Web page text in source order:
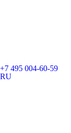
+7 495 004-60-59
RU